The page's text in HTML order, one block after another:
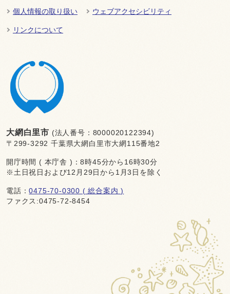
個人情報の取り扱い ウェブアクセシビリティ
リンクについて
大網白里市 (法人番号：8000020122394)
〒299-3292 千葉県大網白里市大網115番地2
開庁時間 ( 本庁舎 )：8時45分から16時30分
※土日祝日および12月29日から1月3日を除く
電話：0475-70-0300 ( 総合案内 )
ファクス:0475-72-8454